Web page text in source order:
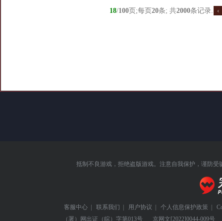
18/100页;每页 20条; 共2000条记录. ‹
抵制不良游戏，拒绝盗版游戏。注意自我保护，谨防受
客服中心 | 联系我们 | 用户协议 | 个人信息保护政策 |
（署）网出证（皖）字第013号
京网文[2022]0044-009号